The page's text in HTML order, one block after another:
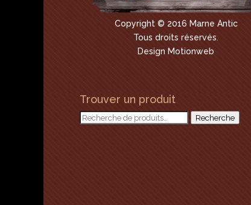
Copyright © 2016 Marne Antic
Tous droits réservés.
Design Motionweb
Trouver un produit
Recherche
Recherche